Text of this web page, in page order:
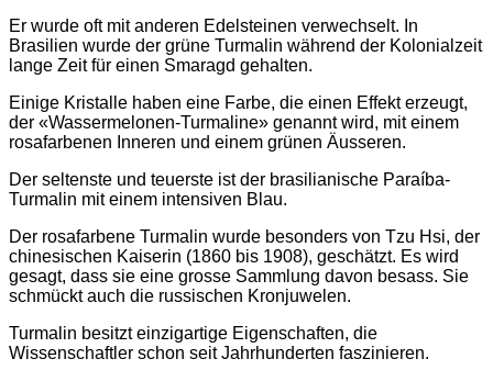
Er wurde oft mit anderen Edelsteinen verwechselt. In
Brasilien wurde der grüne Turmalin während der Kolonialzeit
lange Zeit für einen Smaragd gehalten.
Einige Kristalle haben eine Farbe, die einen Effekt erzeugt,
der «Wassermelonen-Turmaline» genannt wird, mit einem
rosafarbenen Inneren und einem grünen Äusseren.
Der seltenste und teuerste ist der brasilianische Paraíba-
Turmalin mit einem intensiven Blau.
Der rosafarbene Turmalin wurde besonders von Tzu Hsi, der
chinesischen Kaiserin (1860 bis 1908), geschätzt. Es wird
gesagt, dass sie eine grosse Sammlung davon besass. Sie
schmückt auch die russischen Kronjuwelen.
Turmalin besitzt einzigartige Eigenschaften, die
Wissenschaftler schon seit Jahrhunderten faszinieren.